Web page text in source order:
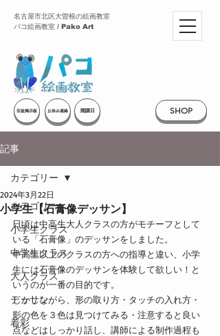
SHOP
名古屋市北区大曽根の絵画教室
パコ絵画教室 / Pako Art
生徒掲示板 お休み連絡 開講日
記事
カテゴリー
小学生クラス
中学生クラス
大人クラス
デッサン
着彩
カテゴリー
小学生【石膏像デッサン】
2024年3月22日
日頃は中高生大人クラスの方がモチーフとして
いる「石膏像」のデッサンをしました。
中高生以上のクラスの方への指導と違い、小学
生には石膏像のデッサンを体験して欲しい！と
いうのが一番の目的です。
しかしながら、形の取り方・タッチの入れ方・
影の色を３色は見つけてみる・注意すると良い
点などはしっかり話し、講師による制作過程も